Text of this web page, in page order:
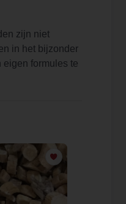
zijn niet
in het bijzonder
formules te